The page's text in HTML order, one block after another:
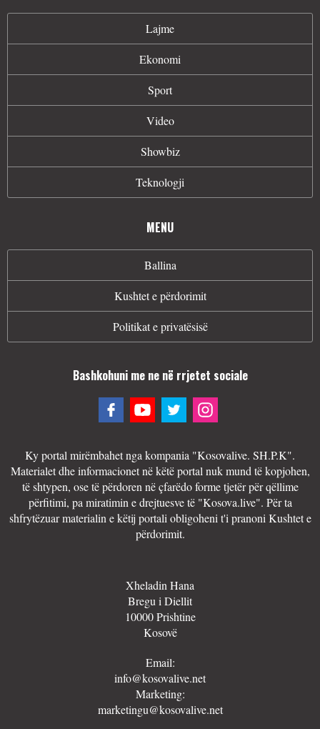
Lajme
Ekonomi
Sport
Video
Showbiz
Teknologji
MENU
Ballina
Kushtet e përdorimit
Politikat e privatësisë
Bashkohuni me ne në rrjetet sociale
Ky portal mirëmbahet nga kompania "Kosovalive. SH.P.K".
Materialet dhe informacionet në këtë portal nuk mund të kopjohen,
të shtypen, ose të përdoren në çfarëdo forme tjetër për qëllime
përfitimi, pa miratimin e drejtuesve të "Kosova.live". Për ta
shfrytëzuar materialin e këtij portali obligoheni t'i pranoni Kushtet e
përdorimit.
Xheladin Hana
Bregu i Diellit
10000 Prishtine
Kosovë
Email:
info@kosovalive.net
Marketing:
marketingu@kosovalive.net